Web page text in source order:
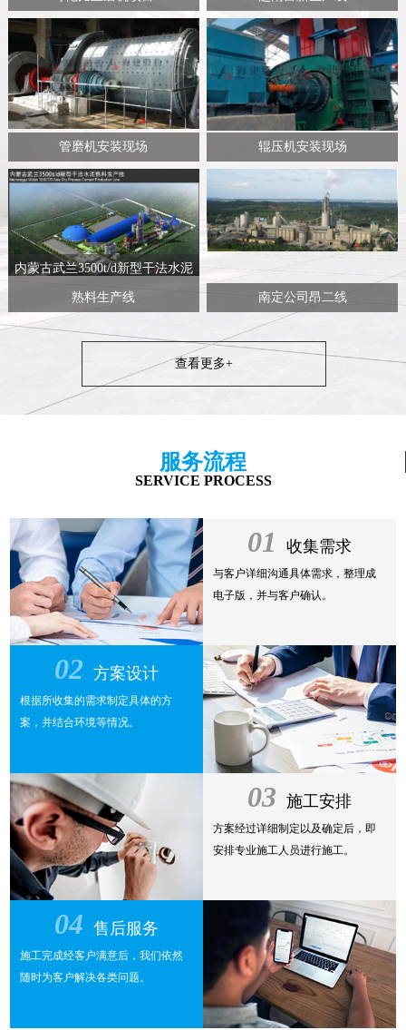
管磨机安装现场 辊压机安装现场
内蒙古武兰3500t/d新型干法水泥
熟料生产线 南定公司昂二线
查看更多+
服务流程
SERVICE PROCESS
01 收集需求
与客户详细沟通具体需求，整理成
电子版，并与客户确认。
02 方案设计
根据所收集的需求制定具体的方
案，并结合环境等情况。
03 施工安排
方案经过详细制定以及确定后，即
安排专业施工人员进行施工。
04 售后服务
施工完成经客户满意后，我们依然
随时为客户解决各类问题。